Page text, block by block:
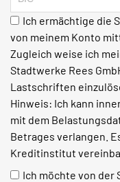
Ich ermächtige die
von meinem Konto
Zugleich weise ich
Stadtwerke Rees
Lastschriften
Hinweis: Ich kann
mit dem
Betrages verlangen.
Kreditinstitut
Ich möchte von der